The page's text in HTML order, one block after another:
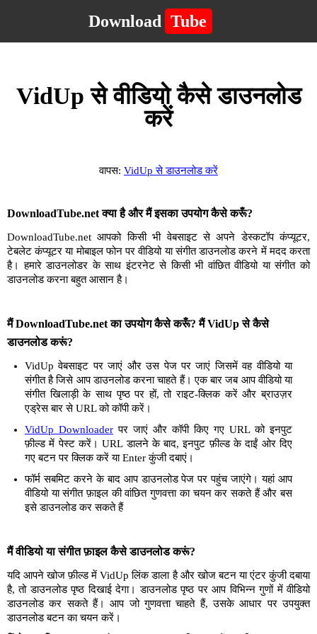
Download Tube
VidUp से वीडियो कैसे डाउनलोड
करें
वापस: VidUp से डाउनलोड करें
DownloadTube.net क्या है और मैं इसका उपयोग कैसे करूँ?
DownloadTube.net आपको किसी भी वेबसाइट से अपने डेस्कटॉप कंप्यूटर,
टेबलेट कंप्यूटर या मोबाइल फोन पर वीडियो या संगीत डाउनलोड करने में मदद करता
है। हमारे डाउनलोडर के साथ इंटरनेट से किसी भी वांछित वीडियो या संगीत को
डाउनलोड करना बहुत आसान है।
मैं DownloadTube.net का उपयोग कैसे करूँ? मैं VidUp से कैसे
डाउनलोड करूं?
VidUp वेबसाइट पर जाएं और उस पेज पर जाएं जिसमें वह वीडियो या
संगीत है जिसे आप डाउनलोड करना चाहते हैं। एक बार जब आप वीडियो या
संगीत खिलाड़ी के साथ पृष्ठ पर हों, तो राइट-क्लिक करें और ब्राउज़र
एड्रेस बार से URL को कॉपी करें।
VidUp Downloader पर जाएं और कॉपी किए गए URL को इनपुट
फ़ील्ड में पेस्ट करें। URL डालने के बाद, इनपुट फ़ील्ड के दाईं ओर दिए
गए बटन पर क्लिक करें या Enter कुंजी दबाएं।
फॉर्म सबमिट करने के बाद आप डाउनलोड पेज पर पहुंच जाएंगे। यहां आप
वीडियो या संगीत फ़ाइल की वांछित गुणवत्ता का चयन कर सकते हैं और बस
इसे डाउनलोड कर सकते हैं
मैं वीडियो या संगीत फ़ाइल कैसे डाउनलोड करूं?
यदि आपने खोज फ़ील्ड में VidUp लिंक डाला है और खोज बटन या एंटर कुंजी दबाया
है, तो डाउनलोड पृष्ठ दिखाई देगा। डाउनलोड पृष्ठ पर आप विभिन्न गुणों में वीडियो
डाउनलोड कर सकते हैं। आप जो गुणवत्ता चाहते हैं, उसके आधार पर उपयुक्त
डाउनलोड बटन का चयन करें।